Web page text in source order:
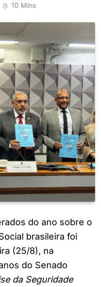
10 Mins
do ano sobre o
brasileira foi
(25/8), na
do Senado
da Seguridade